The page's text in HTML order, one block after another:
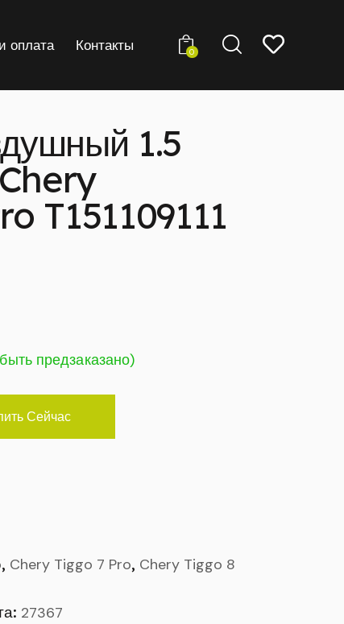
оплата Контакты 0
1.5
T151109111
предзаказано)
Сейчас
, Chery Tiggo 7 Pro, Chery Tiggo 8
27367